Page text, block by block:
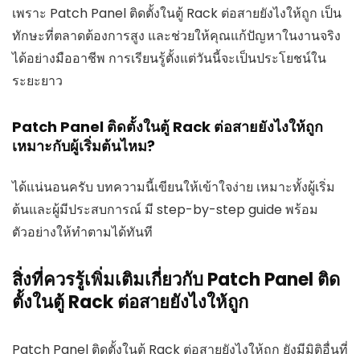
เพราะ Patch Panel ติดตั้งในตู้ Rack ต่อสายยังไงให้ถูก เป็น
ทักษะที่ตลาดต้องการสูง และช่วยให้คุณแก้ปัญหาในงานจริง
ได้อย่างมืออาชีพ การเรียนรู้ตั้งแต่วันนี้จะเป็นประโยชน์ใน
ระยะยาว
Patch Panel ติดตั้งในตู้ Rack ต่อสายยังไงให้ถูก
เหมาะกับผู้เริ่มต้นไหม?
ได้แน่นอนครับ บทความนี้เขียนให้เข้าใจง่าย เหมาะทั้งผู้เริ่ม
ต้นและผู้มีประสบการณ์ มี step-by-step guide พร้อม
ตัวอย่างให้ทำตามได้ทันที
สิ่งที่ควรรู้เพิ่มเติมเกี่ยวกับ Patch Panel ติด
ตั้งในตู้ Rack ต่อสายยังไงให้ถูก
Patch Panel ติดตั้งในตู้ Rack ต่อสายยังไงให้ถูก ยังมีมิติอื่นที่